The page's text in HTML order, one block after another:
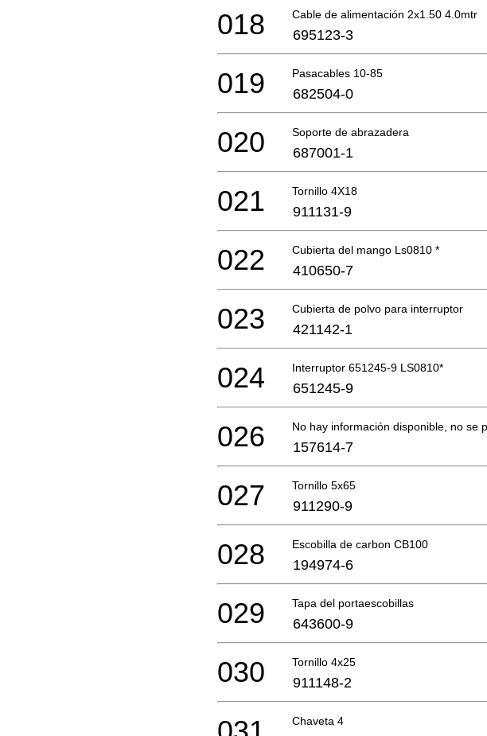
Cable de alimentación 2x1.50 4.0mtr
018 695123-3
Pasacables 10-85
019 682504-0
Soporte de abrazadera
020 687001-1
Tornillo 4X18
021 911131-9
Cubierta del mango Ls0810 *
022 410650-7
Cubierta de polvo para interruptor
023 421142-1
Interruptor 651245-9 LS0810*
024 651245-9
No hay información disponible, no se
026 157614-7
Tornillo 5x65
027 911290-9
Escobilla de carbon CB100
028 194974-6
Tapa del portaescobillas
029 643600-9
Tornillo 4x25
030 911148-2
Chaveta 4